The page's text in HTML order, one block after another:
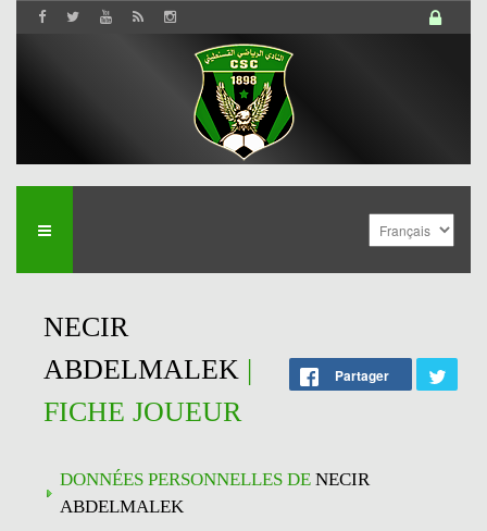
NECIR
ABDELMALEK |
FICHE JOUEUR
Partager
DONNÉES PERSONNELLES DE NECIR
ABDELMALEK